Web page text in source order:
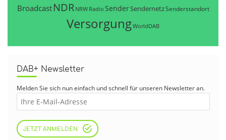
Broadcast NDR NRW Radio SenderSendernetzSenderstandort
VersorgungWorldDAB
DAB+ Newsletter
Melden Sie sich nun einfach und schnell für unseren Newsletter an.
JETZT ANMELDEN